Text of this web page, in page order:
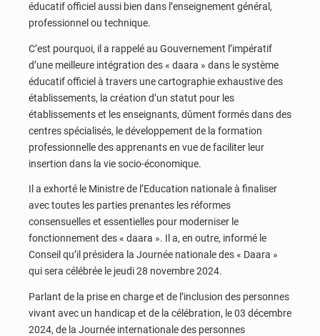
éducatif officiel aussi bien dans l’enseignement général,
professionnel ou technique.
C’est pourquoi, il a rappelé au Gouvernement l’impératif
d’une meilleure intégration des « daara » dans le système
éducatif officiel à travers une cartographie exhaustive des
établissements, la création d’un statut pour les
établissements et les enseignants, dûment formés dans des
centres spécialisés, le développement de la formation
professionnelle des apprenants en vue de faciliter leur
insertion dans la vie socio-économique.
Il a exhorté le Ministre de l’Education nationale à finaliser
avec toutes les parties prenantes les réformes
consensuelles et essentielles pour moderniser le
fonctionnement des « daara ». Il a, en outre, informé le
Conseil qu’il présidera la Journée nationale des « Daara »
qui sera célébrée le jeudi 28 novembre 2024.
Parlant de la prise en charge et de l’inclusion des personnes
vivant avec un handicap et de la célébration, le 03 décembre
2024, de la Journée internationale des personnes